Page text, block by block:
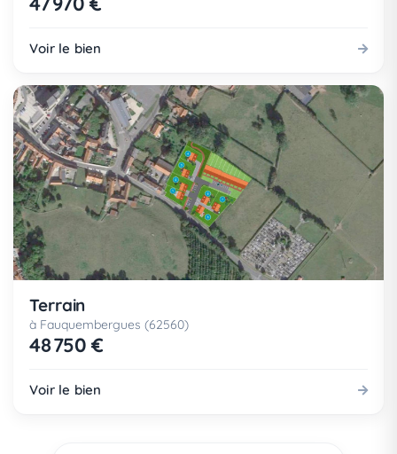
Voir le bien
Terrain
à Fauquembergues (62560)
48 750 €
Voir le bien